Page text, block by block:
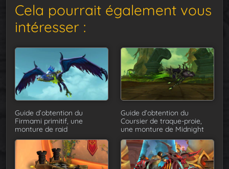
Cela pourrait également vous
intéresser :
Guide d’obtention du
Firmami primitif, une
monture de raid
Guide d’obtention du
Coursier de traque-proie,
une monture de Midnight